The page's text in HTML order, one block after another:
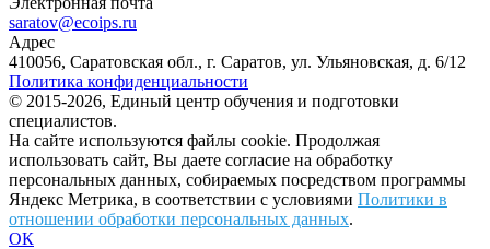
saratov@ecoips.ru
Адрес
410056, Саратовская обл., г. Саратов, ул. Ульяновская, д. 6/12
Политика конфиденциальности
© 2015-2026, Единый центр обучения и подготовки
специалистов.
На сайте используются файлы cookie. Продолжая
использовать сайт, Вы даете согласие на обработку
персональных данных, собираемых посредством программы
Яндекс Метрика, в соответствии с условиями Политики в
отношении обработки персональных данных.
ОК